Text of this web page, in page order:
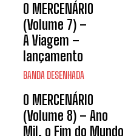
O MERCENÁRIO
(Volume 7) –
A Viagem –
lançamento
BANDA DESENHADA
O MERCENÁRIO
(Volume 8) – Ano
Mil, o Fim do Mundo